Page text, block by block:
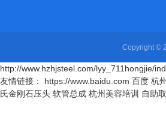
Copyright ©
http://www.hzhjsteel.com/lyy_711hongjie/
友情链接： https://www.baidu.com 百度 杭
氏金刚石压头 软管总成 杭州美容培训 自助